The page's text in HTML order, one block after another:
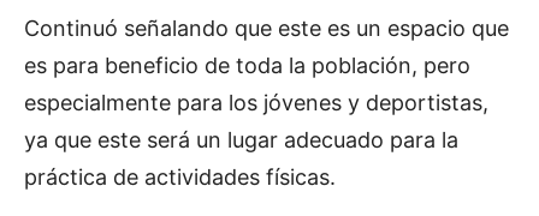
Continuó señalando que este es un espacio que
es para beneficio de toda la población, pero
especialmente para los jóvenes y deportistas,
ya que este será un lugar adecuado para la
práctica de actividades físicas.